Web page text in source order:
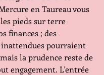
en Taureau vous
pieds sur terre
finances ; des
pourraient
la prudence reste de
engagement. L'entrée